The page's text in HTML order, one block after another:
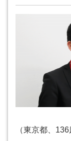
（東京都、